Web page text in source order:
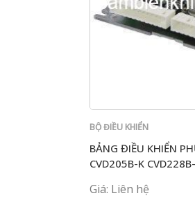
BỘ ĐIỀU KHIỂN
BẢNG ĐIỀU KHIỂN
CVD205B-K
Giá: Liên hệ